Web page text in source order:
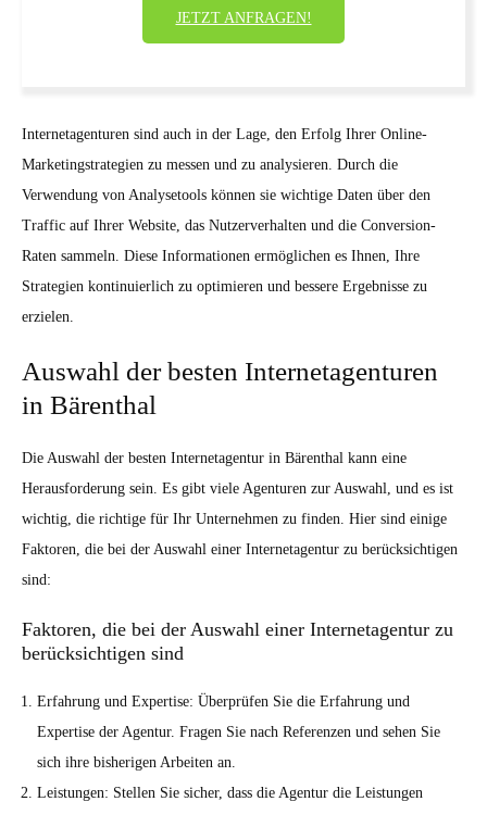
JETZT ANFRAGEN!
Internetagenturen sind auch in der Lage, den Erfolg Ihrer Online-
Marketingstrategien zu messen und zu analysieren. Durch die
Verwendung von Analysetools können sie wichtige Daten über den
Traffic auf Ihrer Website, das Nutzerverhalten und die Conversion-
Raten sammeln. Diese Informationen ermöglichen es Ihnen, Ihre
Strategien kontinuierlich zu optimieren und bessere Ergebnisse zu
erzielen.
Auswahl der besten Internetagenturen
in Bärenthal
Die Auswahl der besten Internetagentur in Bärenthal kann eine
Herausforderung sein. Es gibt viele Agenturen zur Auswahl, und es ist
wichtig, die richtige für Ihr Unternehmen zu finden. Hier sind einige
Faktoren, die bei der Auswahl einer Internetagentur zu berücksichtigen
sind:
Faktoren, die bei der Auswahl einer Internetagentur zu
berücksichtigen sind
Erfahrung und Expertise: Überprüfen Sie die Erfahrung und
Expertise der Agentur. Fragen Sie nach Referenzen und sehen Sie
sich ihre bisherigen Arbeiten an.
Leistungen: Stellen Sie sicher, dass die Agentur die Leistungen